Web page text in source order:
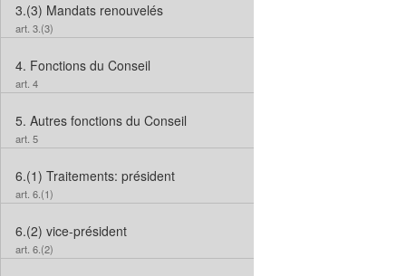
3.(3) Mandats renouvelés
art. 3.(3)
4. Fonctions du Conseil
art. 4
5. Autres fonctions du Conseil
art. 5
6.(1) Traitements: président
art. 6.(1)
6.(2) vice-président
art. 6.(2)